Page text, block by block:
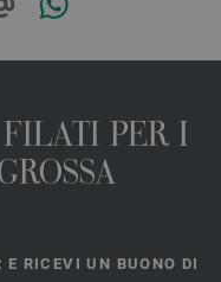
PER I
RICEVI UN BUONO DI